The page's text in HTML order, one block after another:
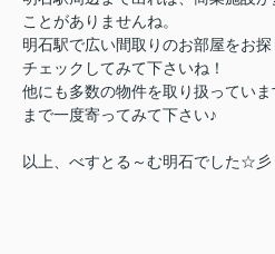
ことがありませんね。
明石駅で広い間取りのお部屋をお
チェックしてみて下さいね！
他にも多数の物件を取り扱ってい
まで一度寄ってみて下さい♪
以上、べすとる～む明石でした☆彡